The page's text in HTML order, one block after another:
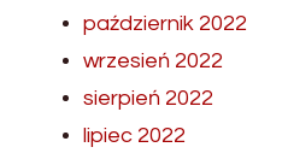
październik 2022
wrzesień 2022
sierpień 2022
lipiec 2022